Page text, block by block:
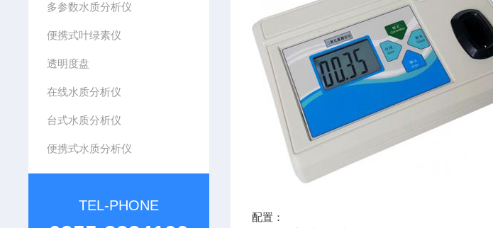
多参数水质分析仪
便携式叶绿素仪
透明度盘
在线水质分析仪
台式水质分析仪
便携式水质分析仪
TEL-PHONE
配置：